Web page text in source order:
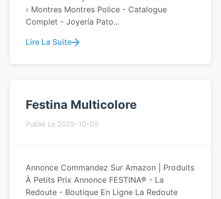
› Montres Montres Police - Catalogue
Complet - Joyería Pato...
Lire La Suite
Festina Multicolore
Publié Le 2025-10-05
Annonce Commandez Sur Amazon | Produits
À Petits Prix Annonce FESTINA® - La
Redoute - Boutique En Ligne La Redoute